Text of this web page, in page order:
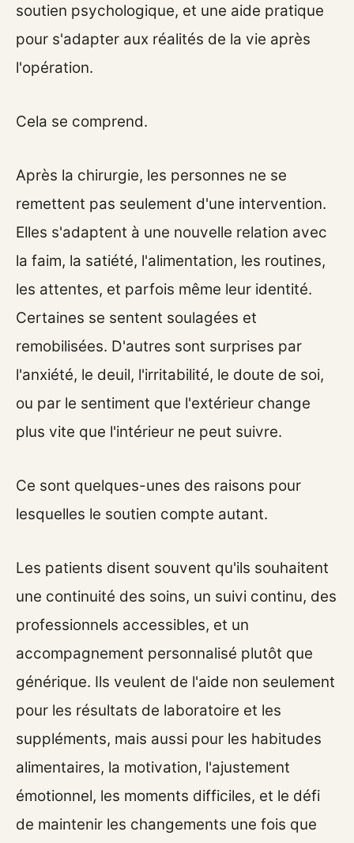
soutien psychologique, et une aide pratique
pour s'adapter aux réalités de la vie après
l'opération.
Cela se comprend.
Après la chirurgie, les personnes ne se
remettent pas seulement d'une intervention.
Elles s'adaptent à une nouvelle relation avec
la faim, la satiété, l'alimentation, les routines,
les attentes, et parfois même leur identité.
Certaines se sentent soulagées et
remobilisées. D'autres sont surprises par
l'anxiété, le deuil, l'irritabilité, le doute de soi,
ou par le sentiment que l'extérieur change
plus vite que l'intérieur ne peut suivre.
Ce sont quelques-unes des raisons pour
lesquelles le soutien compte autant.
Les patients disent souvent qu'ils souhaitent
une continuité des soins, un suivi continu, des
professionnels accessibles, et un
accompagnement personnalisé plutôt que
générique. Ils veulent de l'aide non seulement
pour les résultats de laboratoire et les
suppléments, mais aussi pour les habitudes
alimentaires, la motivation, l'ajustement
émotionnel, les moments difficiles, et le défi
de maintenir les changements une fois que